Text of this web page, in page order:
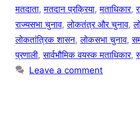
मतदाता,मतदान प्रक्रिया,मताधिकार,
राज्यसभा चुनाव,लोकतंत्र और चुनाव,
लोकतांत्रिक शासन,लोकसभा चुनाव,
प्रणाली,सार्वभौमिक वयस्क मताधिकार,
Leave a comment